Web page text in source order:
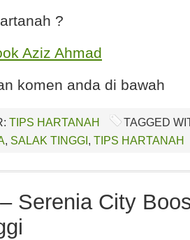
?
Aziz Ahmad
komen anda di bawah
TIPS HARTANAH
TAGGED
, SALAK TINGGI, TIPS HARTANAH
Serenia City